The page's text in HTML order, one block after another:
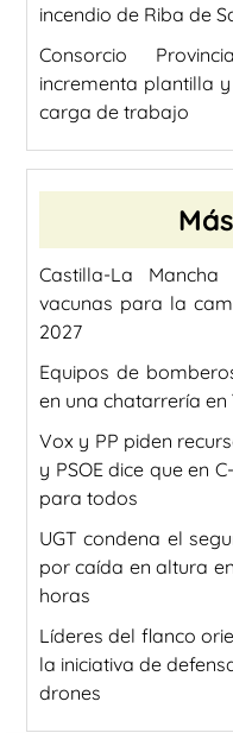
incendio de Riba de
Consorcio
incrementa plantilla
carga de trabajo
Castilla-La
vacunas para la
2027
Equipos de
en una chatarrería en
Vox y PP piden
y PSOE dice que en
para todos
UGT condena el
por caída en altura
horas
Líderes del flanco
la iniciativa de
drones